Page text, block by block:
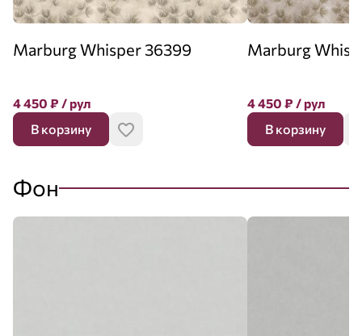
Marburg Whisper 36399
4 450 ₽ / рул
В корзину
Marburg
4 450 ₽ / рул
В корзину
Фон